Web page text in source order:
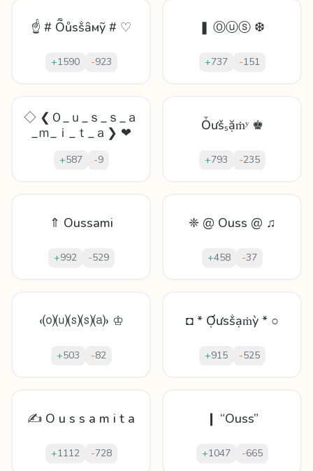
☝ # Ȭůѕṧȃмỹ # ♡
+1590 -923
❚ Ⓞⓤⓢ ❆
+737 -151
◇ ❮Ｏ_ｕ_ｓ_ｓ_ａ
_ｍ_ｉ_ｔ_ａ❯ ❤
+587 -9
Ȱưšₛặṁʸ ♚
+793 -235
⇑ Oussami
+992 -529
❈ @ Ouss @ ♫
+458 -37
‹⒪⒰⒮⒮⒜› ♔
+503 -82
◘ * Ợưsṧạṁỳ * ○
+915 -525
✍ O u s s a m i t a
+1112 -728
❙ “Ouss”
+1047 -665